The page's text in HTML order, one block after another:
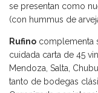
se presentan como
(con hummus de
Rufino complementa
cuidada carta de 45
Mendoza, Salta,
tanto de bodegas